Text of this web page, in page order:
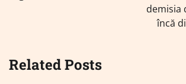
demisia
încă
Related Posts